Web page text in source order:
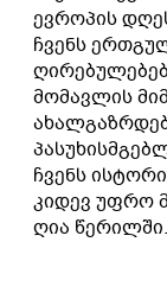
ევროპის
ჩვენს
მომავლის
ჩვენს
კიდევ უფრო
ღია წერილში.